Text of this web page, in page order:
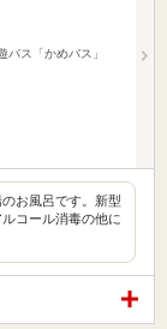
ス「かめバス」
お風呂です。新型
コール消毒の他に